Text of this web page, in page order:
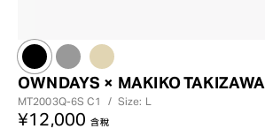
OWNDAYS × MAKIKO TAKIZAWA
MT2003Q-6SC1 / Size: L
¥12,000 含稅